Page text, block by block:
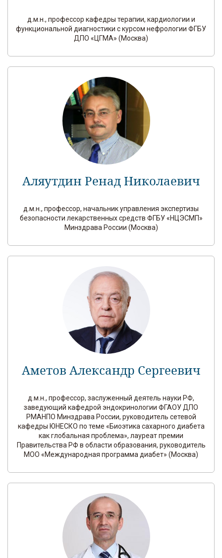
д.м.н., профессор кафедры терапии, кардиологии и
функциональной диагностики с курсом нефрологии ФГБУ
ДПО «ЦГМА» (Москва)
Аляутдин Ренад Николаевич
д.м.н., профессор, начальник управления экспертизы
безопасности лекарственных средств ФГБУ «НЦЭСМП»
Минздрава России (Москва)
Аметов Александр Сергеевич
д.м.н., профессор, заслуженный деятель науки РФ,
заведующий кафедрой эндокринологии ФГАОУ ДПО
РМАНПО Минздрава России, руководитель сетевой
кафедры ЮНЕСКО по теме «Биоэтика сахарного диабета
как глобальная проблема», лауреат премии
Правительства РФ в области образования, руководитель
МОО «Международная программа диабет» (Москва)